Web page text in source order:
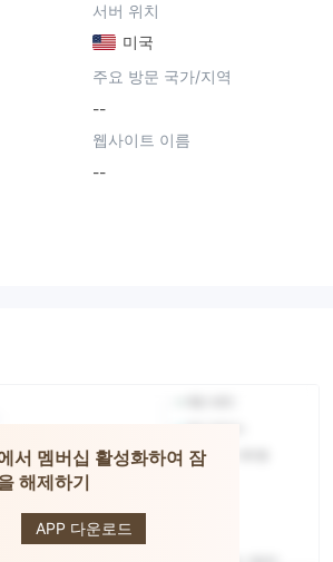
서버 위치
미국
주요 방문 국가/지역
--
웹사이트 이름
--
서 멤버십 활성화하여 잠
해제하기
APP 다운로드
CXMarkets